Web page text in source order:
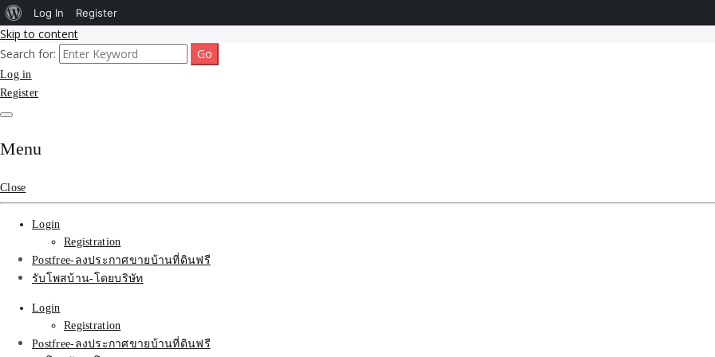
Skip to content
รับจ้างโพสขายบ้าน ติดAI Search รับทำSEOรายเดือน
SEOขายของ บ้านที่ดินฟรีประกาศ ที่เดียวในเมืองไทย
รับโพสต์เว็บขายบ้าน อสังหา ทำSEOรายเดือนราคาถูก เน้นติดAI โพสต์ประกาศบ้านที่ดินฟรี SEOขายบ้าน รับจ้างโพสต์บ้านที่ดินติดหน้า1goolge ราค
Search for:
Log in
Register
Menu
Close
Login
Registration
Postfree-ลงประกาศขายบ้านที่ดินฟรี
รับโพสบ้าน-โดยบริษัท
Login
Registration
Postfree-ลงประกาศขายบ้านที่ดินฟรี
About
WordPress
Log In Register